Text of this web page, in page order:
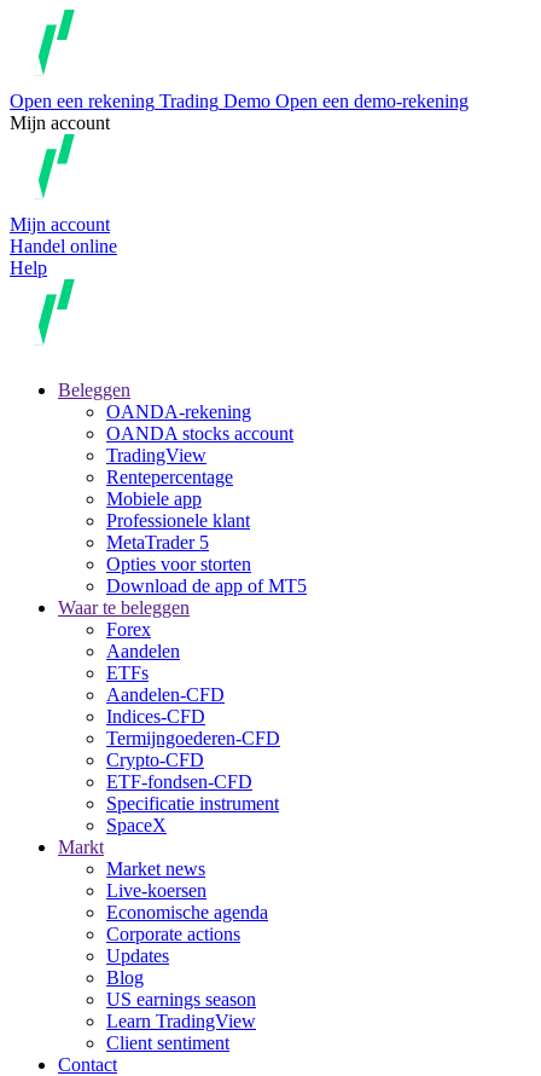
Open een rekening Trading Demo Open een demo-rekening
Mijn account
Mijn account
Handel online
Help
Beleggen
OANDA-rekening
OANDA stocks account
TradingView
Rentepercentage
Mobiele app
Professionele klant
MetaTrader 5
Opties voor storten
Download de app of MT5
Waar te beleggen
Forex
Aandelen
ETFs
Aandelen-CFD
Indices-CFD
Termijngoederen-CFD
Crypto-CFD
ETF-fondsen-CFD
Specificatie instrument
SpaceX
Markt
Market news
Live-koersen
Economische agenda
Corporate actions
Updates
Blog
US earnings season
Learn TradingView
Client sentiment
Contact